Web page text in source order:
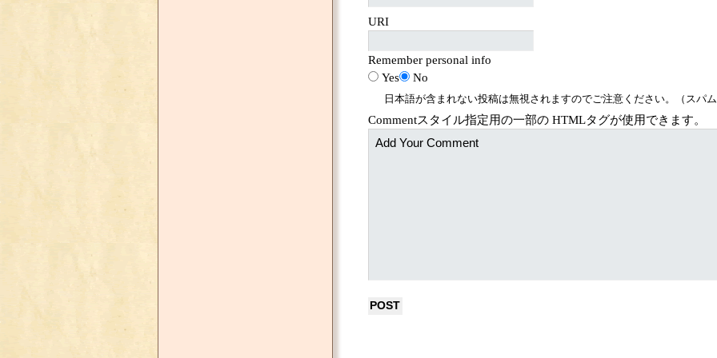
URI
Remember personal info
Yes
No
日本語が含まれない投稿は無視されますのでご注意ください。（スパ
Commentスタイル指定用の一部の HTMLタグが使用できます。